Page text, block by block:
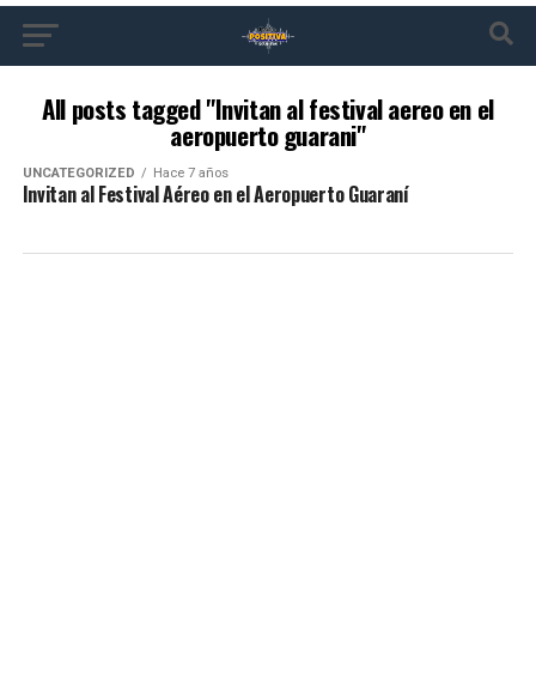
All posts tagged "Invitan al festival aereo en el
aeropuerto guarani"
UNCATEGORIZED Hace 7 años
Invitan al Festival Aéreo en el Aeropuerto Guaraní